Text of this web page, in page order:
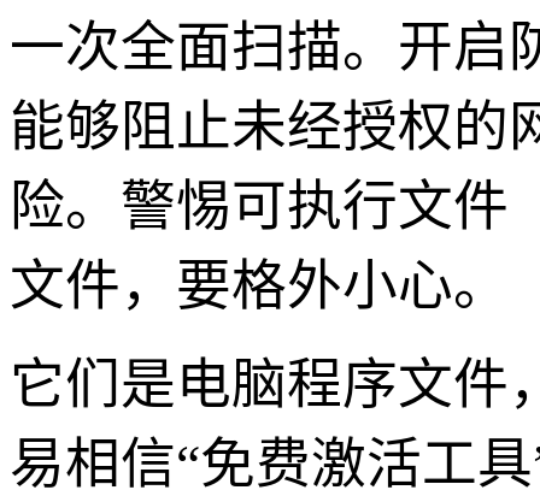
一次全面扫描。开启
能够阻止未经授权的
险。警惕可执行文件
文件，要格外小心。
它们是电脑程序文件
易相信“免费激活工